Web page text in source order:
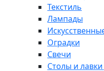
Текстиль
Лампады
Оградки
Свечи
Столы и